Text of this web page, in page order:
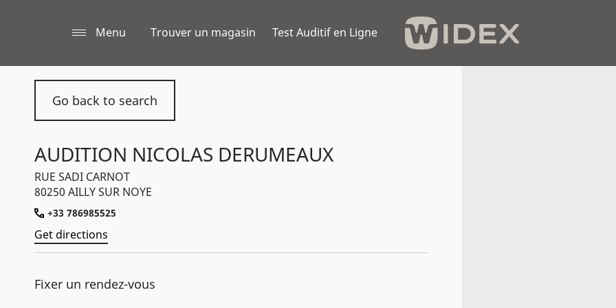
Menu Trouver un magasin Test Auditif en Ligne
Go back to search
AUDITION NICOLAS DERUMEAUX
RUE SADI CARNOT
80250 AILLY SUR NOYE
+33 786985525
Get directions
Fixer un rendez-vous